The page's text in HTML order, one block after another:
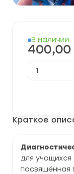
Краткое
для учащихся
посвящённая
В наличии
400,00
товара
Биологии
задания,
ответы